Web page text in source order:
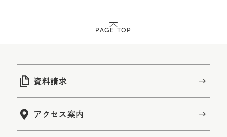
PAGE TOP
資料請求
アクセス案内